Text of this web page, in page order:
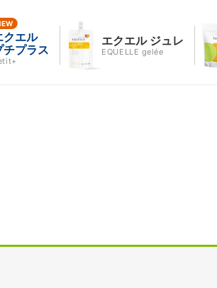
クエル
チプラス
エクエル ジュレ
EQUELLE gelée